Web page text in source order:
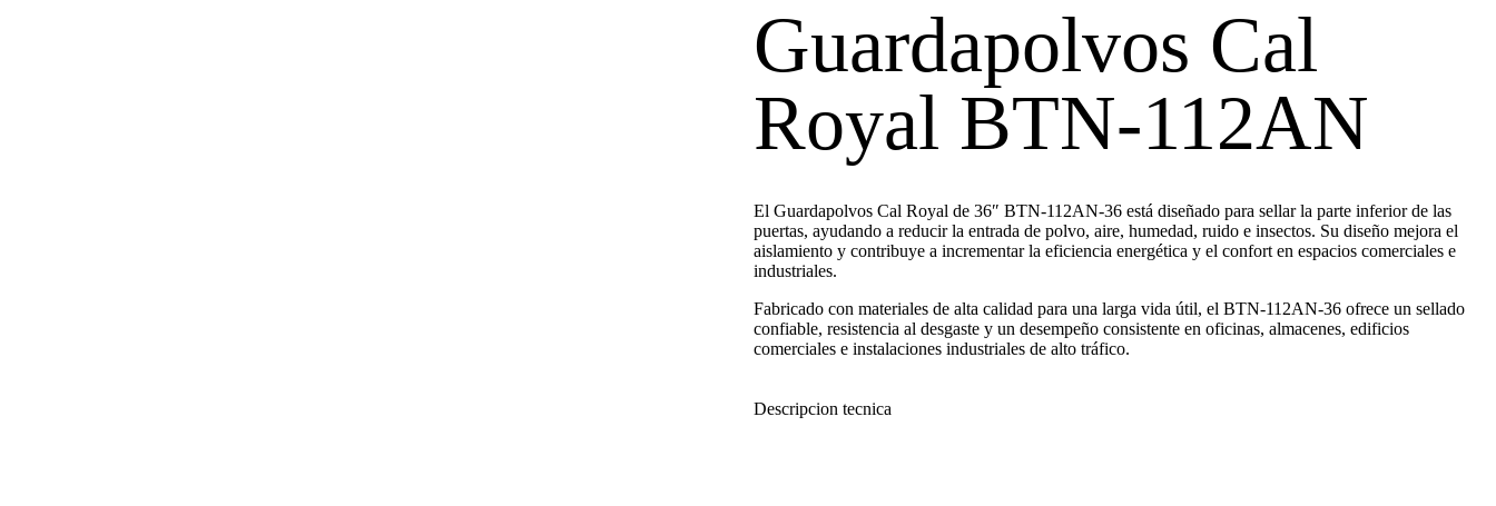
Guardapolvos Cal
Royal BTN-112AN
El Guardapolvos Cal Royal de 36″ BTN-112AN-36 está diseñado para sellar la parte inferior de las
puertas, ayudando a reducir la entrada de polvo, aire, humedad, ruido e insectos. Su diseño mejora el
aislamiento y contribuye a incrementar la eficiencia energética y el confort en espacios comerciales e
industriales.
Fabricado con materiales de alta calidad para una larga vida útil, el BTN-112AN-36 ofrece un sellado
confiable, resistencia al desgaste y un desempeño consistente en oficinas, almacenes, edificios
comerciales e instalaciones industriales de alto tráfico.
Descripcion tecnica